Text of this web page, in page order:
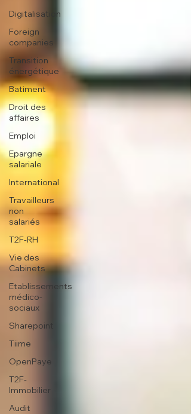
Digitalisation
Foreign
companies
Transition
énergétique
Batiment
Droit des
affaires
Emploi
Epargne
salariale
International
Travailleurs
non
salariés
T2F-RH
Vie des
Cabinets
Etablissements
médico-
sociaux
Sharepoint
Tiime
OpenPaye
T2F-
Immobilier
Audit